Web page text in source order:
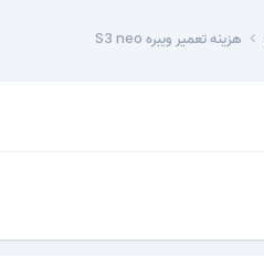
هزینه تعمیر ویبره S3 neo